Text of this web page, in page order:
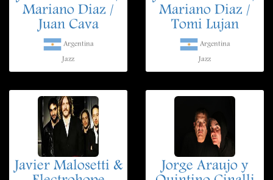
Mariano Diaz /
Juan Cava
Argentina
Jazz
Mariano Diaz /
Tomi Lujan
Argentina
Jazz
Javier Malosetti &
Jorge Araujo y